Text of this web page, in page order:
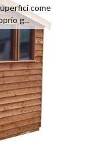
come
g...